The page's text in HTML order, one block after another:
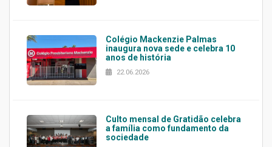
Colégio Mackenzie Palmas
inaugura nova sede e celebra 10
anos de história
22.06.2026
Culto mensal de Gratidão celebra
a família como fundamento da
sociedade